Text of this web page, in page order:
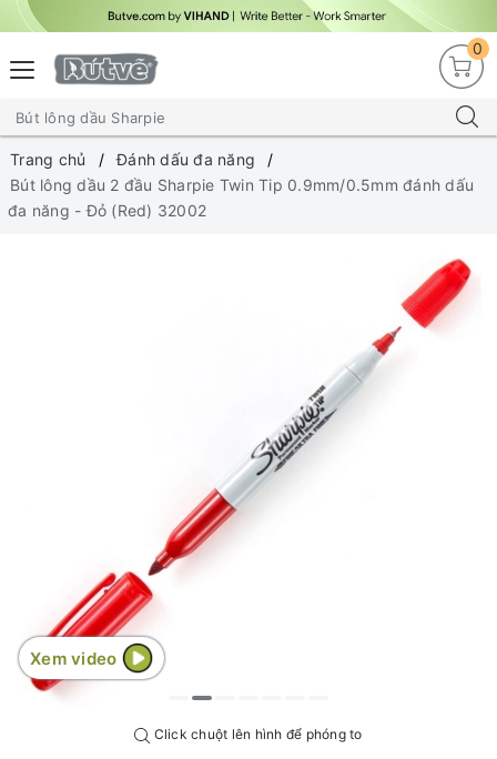
0
Trang chủ
Đánh dấu đa năng
Bút lông dầu 2 đầu Sharpie Twin Tip 0.9mm/0.5mm đánh dấu
đa năng - Đỏ (Red) 32002
Click chuột lên hình để phóng to
Xem video